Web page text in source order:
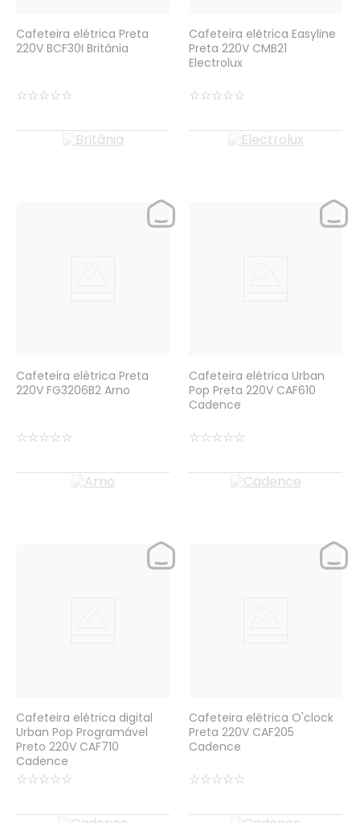
Cafeteira elétrica Preta
220V BCF30I Britânia
☆☆☆☆☆
Cafeteira elétrica Easyline
Preta 220V CMB21
Electrolux
☆☆☆☆☆
Cafeteira elétrica Preta
220V FG3206B2 Arno
☆☆☆☆☆
Cafeteira elétrica Urban
Pop Preta 220V CAF610
Cadence
☆☆☆☆☆
Cafeteira elétrica digital
Urban Pop Programável
Preto 220V CAF710
Cadence
☆☆☆☆☆
Cafeteira elétrica O'clock
Preta 220V CAF205
Cadence
☆☆☆☆☆